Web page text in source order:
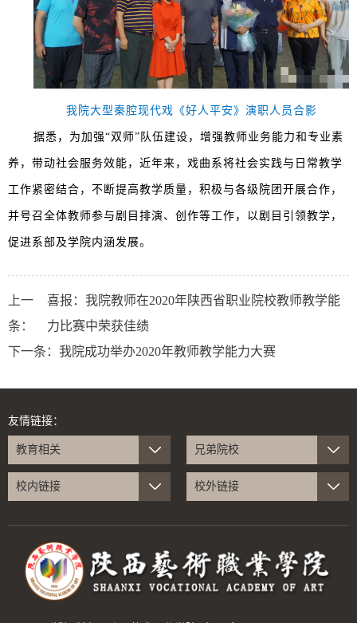
我院大型秦腔现代戏《好人平安》演职人员合影
据悉，为加强“双师”队伍建设，增强教师业务能力和专业素
养，带动社会服务效能，近年来，戏曲系将社会实践与日常教学
工作紧密结合，不断提高教学质量，积极与各级院团开展合作，
并号召全体教师参与剧目排演、创作等工作，以剧目引领教学，
促进系部及学院内涵发展。
上一
条：
喜报：我院教师在2020年陕西省职业院校教师教学能
力比赛中荣获佳绩
下一条： 我院成功举办2020年教师教学能力大赛
友情链接：
教育相关 兄弟院校
校内链接 校外链接